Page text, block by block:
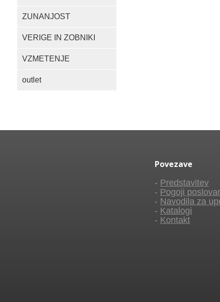
ZUNANJOST
VERIGE IN ZOBNIKI
VZMETENJE
outlet
Povezave
- Predstavitev
- Pogoji
- Navodila za
- Katalogi
- Kontakt